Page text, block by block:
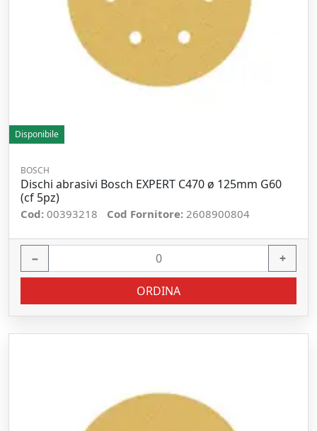
Disponibile
BOSCH
Dischi abrasivi Bosch EXPERT C470 ø 125mm G60
(cf 5pz)
Cod: 00393218 Cod Fornitore: 2608900804
− +
ORDINA